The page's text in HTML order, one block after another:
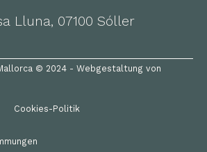
Lluna, 07100 Sóller
© 2024 - Webgestaltung von
Cookies-Politik